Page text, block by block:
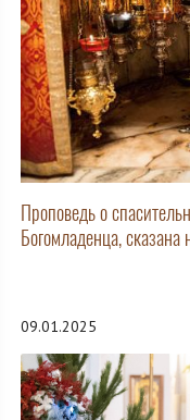
Проповедь о
Богомладенца,
09.01.2025